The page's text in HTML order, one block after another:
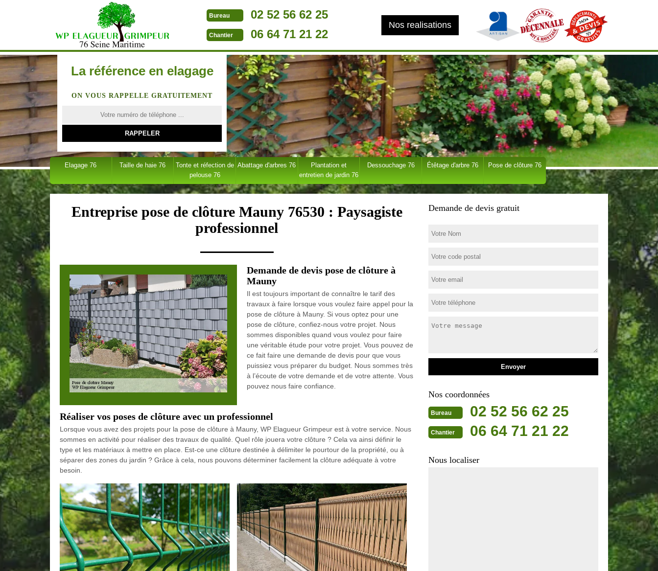
Bureau 02 52 56 62 25
Chantier 06 64 71 21 22
Nos realisations
La référence en elagage
ON VOUS RAPPELLE GRATUITEMENT
Elagage 76 Taille de haie 76
Tonte et réfection de
pelouse 76
Abattage d'arbres 76
Plantation et
entretien de jardin 76
Dessouchage 76 Étêtage d'arbre 76 Pose de clôture 76
Entreprise pose de clôture Mauny 76530 : Paysagiste
professionnel
Demande de devis pose de clôture à
Mauny
Il est toujours important de connaître le tarif des
travaux à faire lorsque vous voulez faire appel pour la
pose de clôture à Mauny. Si vous optez pour une
pose de clôture, confiez-nous votre projet. Nous
sommes disponibles quand vous voulez pour faire
une véritable étude pour votre projet. Vous pouvez de
ce fait faire une demande de devis pour que vous
puissiez vous préparer du budget. Nous sommes très
à l’écoute de votre demande et de votre attente. Vous
pouvez nous faire confiance.
Réaliser vos poses de clôture avec un professionnel
Lorsque vous avez des projets pour la pose de clôture à Mauny, WP Elagueur Grimpeur est à votre service. Nous
sommes en activité pour réaliser des travaux de qualité. Quel rôle jouera votre clôture ? Cela va ainsi définir le
type et les matériaux à mettre en place. Est-ce une clôture destinée à délimiter le pourtour de la propriété, ou à
séparer des zones du jardin ? Grâce à cela, nous pouvons déterminer facilement la clôture adéquate à votre
besoin.
Demande de devis gratuit
Nos coordonnées
Bureau 02 52 56 62 25
Chantier 06 64 71 21 22
Nous localiser